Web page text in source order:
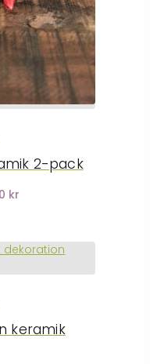
2-pack
kr
keramik